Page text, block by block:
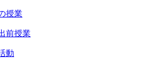
授業
前授業
動